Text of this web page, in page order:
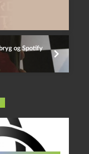
og Spotify